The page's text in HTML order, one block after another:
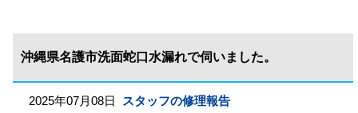
沖縄県名護市洗面蛇口水漏れで伺いました。
2025年07月08日 スタッフの修理報告